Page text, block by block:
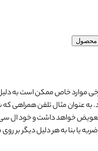
محصول
موارد خاص ممکن است به
عنوان مثال تلفن همراهی
تعویض خواهد داشت و
اثر ضربه یا بنا به هر